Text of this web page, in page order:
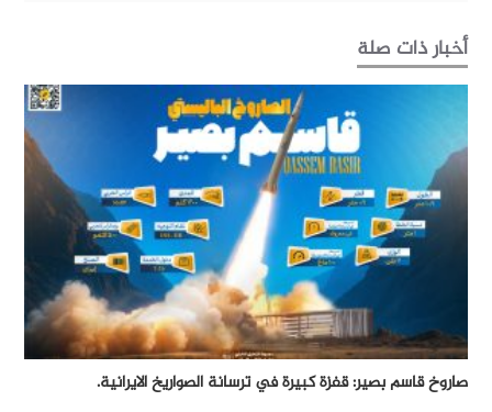
أخبار ذات صلة
صاروخ قاسم بصير: قفزة كبيرة في ترسانة الصواريخ الايرانية.